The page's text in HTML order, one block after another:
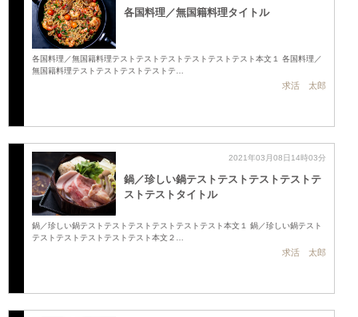
各国料理／無国籍料理タイトル
各国料理／無国籍料理テストテストテストテストテストテスト本文１ 各国料理／
無国籍料理テストテストテストテストテ…
求活 太郎
2021年03月08日14時03分
鍋／珍しい鍋テストテストテストテストテ
ストテストタイトル
鍋／珍しい鍋テストテストテストテストテストテスト本文１ 鍋／珍しい鍋テスト
テストテストテストテストテスト本文２…
求活 太郎